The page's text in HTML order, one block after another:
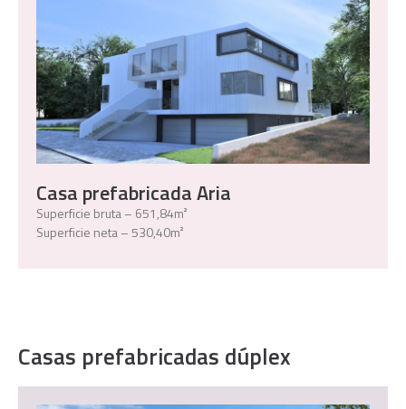
Casa prefabricada Aria
Superficie bruta – 651,84m²
Superficie neta – 530,40m²
Casas prefabricadas dúplex